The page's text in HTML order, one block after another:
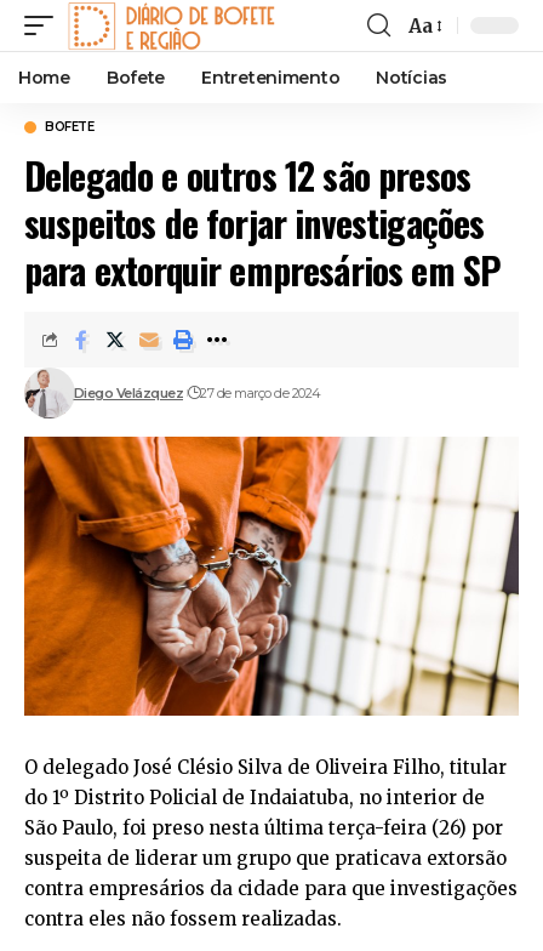
Font
Resizer
Aa
Home Bofete Entretenimento Notícias
BOFETE
Delegado e outros 12 são presos
suspeitos de forjar investigações
para extorquir empresários em SP
Diego Velázquez 27 de março de 2024
O delegado José Clésio Silva de Oliveira Filho, titular
do 1º Distrito Policial de Indaiatuba, no interior de
São Paulo, foi preso nesta última terça-feira (26) por
suspeita de liderar um grupo que praticava extorsão
contra empresários da cidade para que investigações
contra eles não fossem realizadas.